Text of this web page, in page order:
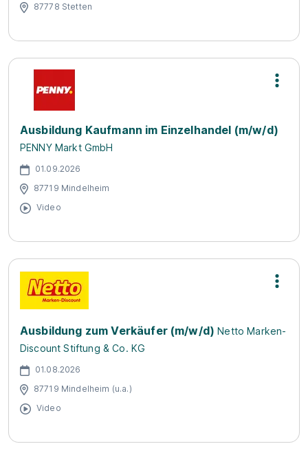
87778 Stetten
Ausbildung Kaufmann im Einzelhandel (m/w/d)
PENNY Markt GmbH
01.09.2026
87719 Mindelheim
Video
Ausbildung zum Verkäufer (m/w/d) Netto Marken-
Discount Stiftung & Co. KG
01.08.2026
87719 Mindelheim (u.a.)
Video